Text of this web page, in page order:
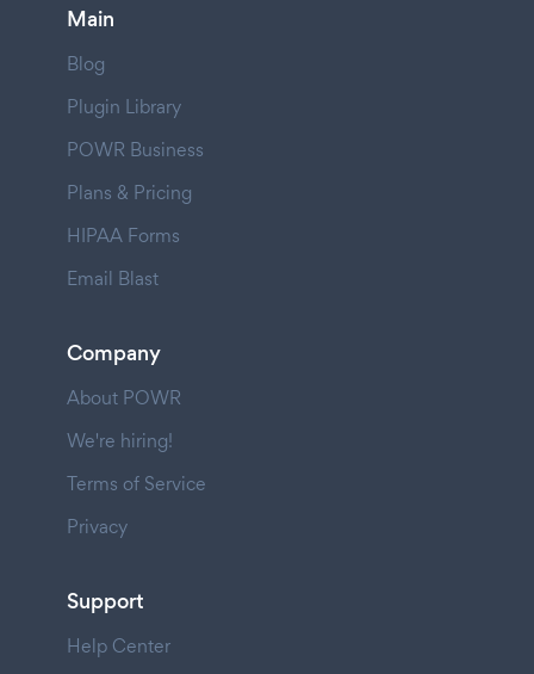
Main
Blog
Plugin Library
POWR Business
Plans & Pricing
HIPAA Forms
Email Blast
Company
About POWR
We're hiring!
Terms of Service
Privacy
Support
Help Center